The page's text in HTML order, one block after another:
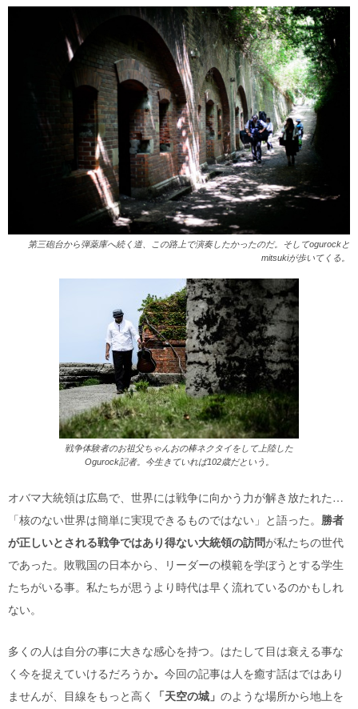
第三砲台から弾薬庫へ続く道、この路上で演奏したかったのだ。そしてogurockと
mitsukiが歩いてくる。
戦争体験者のお祖父ちゃんおの棒ネクタイをして上陸した
Ogurock記者。今生きていれば102歳だという。
オバマ大統領は広島で、世界には戦争に向かう力が解き放たれた…
「核のない世界は簡単に実現できるものではない」と語った。 勝者
が正しいとされる戦争ではあり得ない大統領の訪問が私たちの世代
であった。敗戰国の日本から、リーダーの模範を学ぼうとする学生
たちがいる事。私たちが思うより時代は早く流れているのかもしれ
ない。
多くの人は自分の事に大きな感心を持つ。はたして目は衰える事な
く今を捉えていけるだろうか。 今回の記事は人を癒す話はではあり
ませんが、目線をもっと高く
「天空の城」 のような場所から地上を